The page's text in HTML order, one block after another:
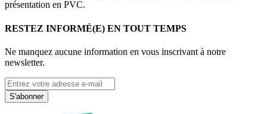
présentation en PVC.
RESTEZ INFORMÉ(E) EN TOUT TEMPS
Ne manquez aucune information en vous inscrivant à notre
newsletter.
S'abonner